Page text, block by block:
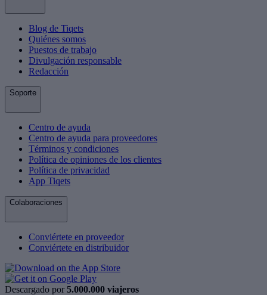
Blog de Tiqets
Quiénes somos
Puestos de trabajo
Divulgación responsable
Redacción
Soporte
Centro de ayuda
Centro de ayuda para proveedores
Términos y condiciones
Política de opiniones de los clientes
Política de privacidad
App Tiqets
Colaboraciones
Conviértete en proveedor
Conviértete en distribuidor
Descargado por 5.000.000 viajeros